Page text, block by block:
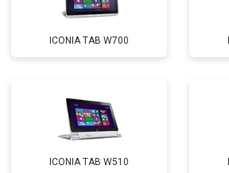
ICONIA TAB W700
ICONIA TAB W510